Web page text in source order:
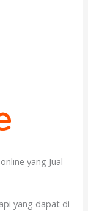
yang Jual
yang dapat di